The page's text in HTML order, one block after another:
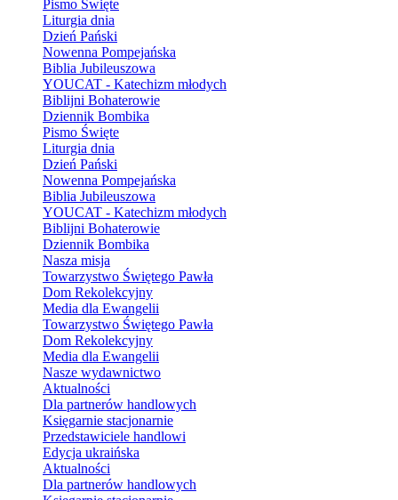
Pismo Święte
Liturgia dnia
Dzień Pański
Nowenna Pompejańska
Biblia Jubileuszowa
YOUCAT - Katechizm młodych
Biblijni Bohaterowie
Dziennik Bombika
Pismo Święte
Liturgia dnia
Dzień Pański
Nowenna Pompejańska
Biblia Jubileuszowa
YOUCAT - Katechizm młodych
Biblijni Bohaterowie
Dziennik Bombika
Nasza misja
Towarzystwo Świętego Pawła
Dom Rekolekcyjny
Media dla Ewangelii
Towarzystwo Świętego Pawła
Dom Rekolekcyjny
Media dla Ewangelii
Nasze wydawnictwo
Aktualności
Dla partnerów handlowych
Księgarnie stacjonarnie
Przedstawiciele handlowi
Edycja ukraińska
Aktualności
Dla partnerów handlowych